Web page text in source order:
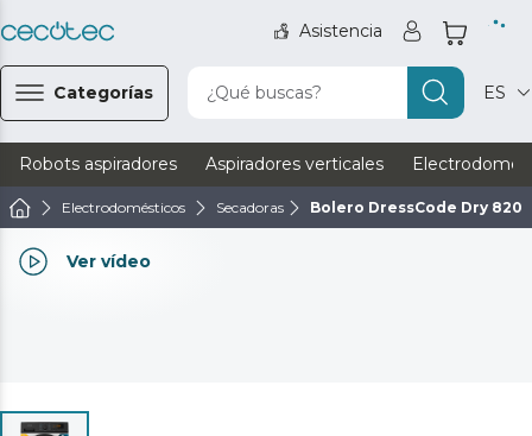
Asistencia
Categorías ¿Qué buscas? ES
Robots aspiradores Aspiradores verticales
Electrodomésticos Secadoras Bolero DressCode Dry
Ver vídeo